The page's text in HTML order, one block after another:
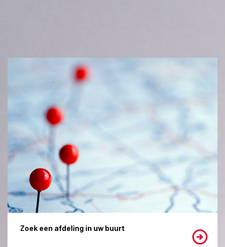
Zoek een afdeling in uw buurt